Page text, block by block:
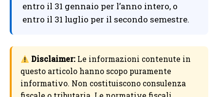
entro il 31 gennaio per l’anno intero, o
entro il 31 luglio per il secondo semestre.
Disclaimer:Le informazioni contenute in
questo articolo hanno scopo puramente
informativo. Non costituiscono consulenza